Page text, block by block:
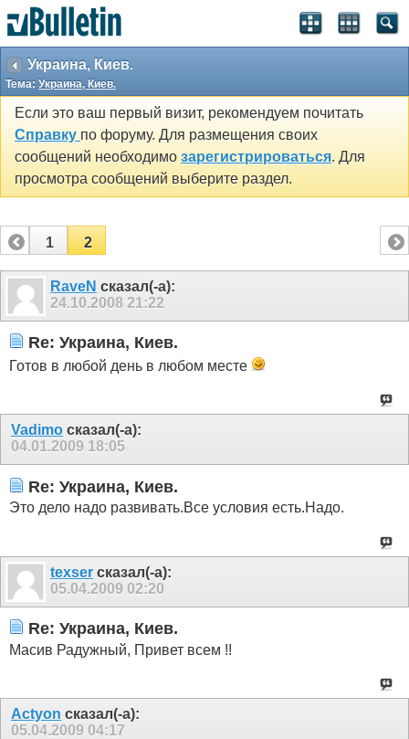
Украина, Киев.
Тема: Украина, Киев.
Если это ваш первый визит, рекомендуем почитать
Справку по форуму. Для размещения своих
сообщений необходимо зарегистрироваться. Для
просмотра сообщений выберите раздел.
1 2
RaveN сказал(-а):
24.10.2008 21:22
Re: Украина, Киев.
Готов в любой день в любом месте
Vadimo сказал(-а):
04.01.2009 18:05
Re: Украина, Киев.
Это дело надо развивать.Все условия есть.Надо.
texser сказал(-а):
05.04.2009 02:20
Re: Украина, Киев.
Масив Радужный, Привет всем !!
Actyon сказал(-а):
05.04.2009 04:17